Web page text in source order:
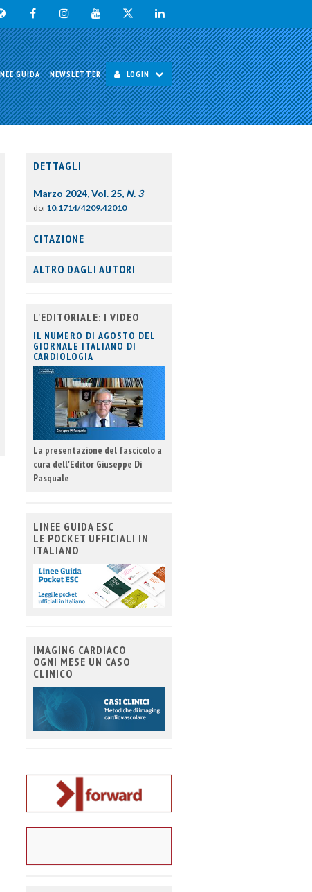
GUIDA NEWSLETTER LOGIN
DETTAGLI
Marzo 2024, Vol. 25, N. 3
doi 10.1714/4209.42010
CITAZIONE
ALTRO DAGLI AUTORI
L'EDITORIALE: I VIDEO
IL NUMERO DI AGOSTO DEL
GIORNALE ITALIANO DI
CARDIOLOGIA
La presentazione del fascicolo a
cura dell'Editor Giuseppe Di
Pasquale
LINEE GUIDA ESC
LE POCKET UFFICIALI IN
ITALIANO
IMAGING CARDIACO
OGNI MESE UN CASO
CLINICO